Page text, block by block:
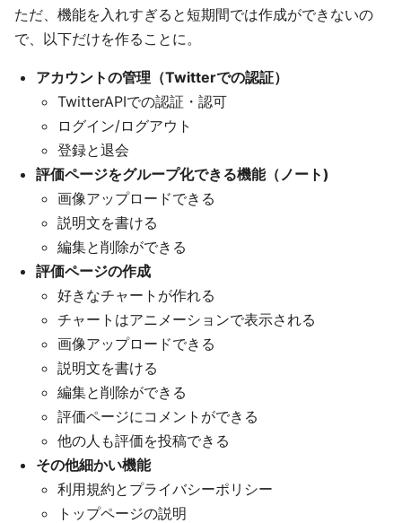
ただ、機能を入れすぎると短期間では作成ができないの
で、以下だけを作ることに。
アカウントの管理（Twitterでの認証）
TwitterAPIでの認証・認可
ログイン/ログアウト
登録と退会
評価ページをグループ化できる機能（ノート)
画像アップロードできる
説明文を書ける
編集と削除ができる
評価ページの作成
好きなチャートが作れる
チャートはアニメーションで表示される
画像アップロードできる
説明文を書ける
編集と削除ができる
評価ページにコメントができる
他の人も評価を投稿できる
その他細かい機能
利用規約とプライバシーポリシー
トップページの説明